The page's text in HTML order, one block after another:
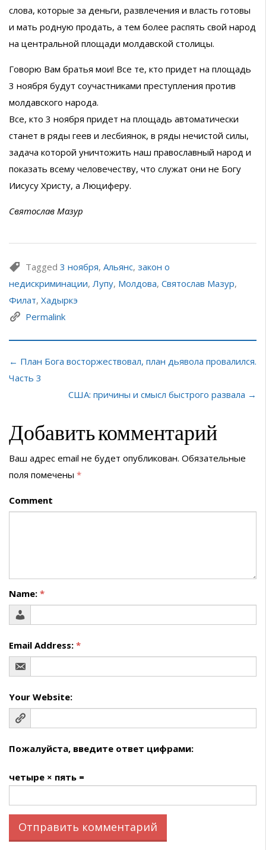
слова, которые за деньги, развлечения и власть готовы
и мать родную продать, а тем более распять свой народ
на центральной площади молдавской столицы.
Говорю Вам братья мои! Все те, кто придет на площадь
3 ноября будут соучастниками преступления против
молдавского народа.
Все, кто 3 ноября придет на площадь автоматически
станет в ряды геев и лесбиянок, в ряды нечистой силы,
задача которой уничтожить наш православный народ и
показать всему человечеству, что служат они не Богу
Иисусу Христу, а Люциферу.
Святослав Мазур
Tagged 3 ноября, Альянс, закон о
недискриминации, Лупу, Молдова, Святослав Мазур,
Филат, Хадыркэ
Permalink
← План Бога восторжествовал, план дьявола провалился.
Часть 3
США: причины и смысл быстрого развала →
Добавить комментарий
Ваш адрес email не будет опубликован. Обязательные
поля помечены *
Comment
Name: *
Email Address: *
Your Website:
Пожалуйста, введите ответ цифрами:
четыре × пять =